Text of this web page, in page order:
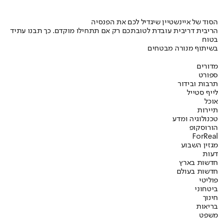
הסוד של איינשטיין שיגדיל לכם את הפנסיה
הריבית דריבית עובדת לטובתכם רק אם תתחילו מוקדם. כך תבנו עתיד
בטוח
בשיתוף מנורה מבטחים
מדורים
ספורט
תרבות ובידור
לייף סטייל
אוכל
תיירות
טכנולוגיה ומדע
הורוסקופ
ForReal
מגזין השבוע
דעות
חדשות בארץ
חדשות בעולם
פוליטי
ביטחוני
חינוך
בריאות
משפט